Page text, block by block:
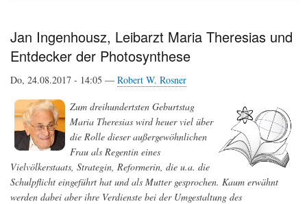
Innenräumen
Jan Ingenhousz, Leibarzt Maria Theresias und
Entdecker der Photosynthese
Do, 24.08.2017 - 14:05 — Robert W. Rosner
Zum dreihundertsten Geburtstag
Maria Theresias wird heuer viel über
die Rolle dieser außergewöhnlichen
Frau als Regentin eines
Vielvölkerstaats, Strategin, Reformerin, die u.a. die
Schulpflicht eingeführt hat und als Mutter gesprochen. Kaum erwähnt
werden dabei aber ihre Verdienste bei der Umgestaltung des